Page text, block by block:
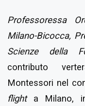
Professoressa
Milano-Bicocca,
Scienze della
contributo
Montessori nel
flight
a Milano,